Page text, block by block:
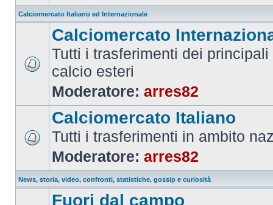
Calciomercato Italiano ed Internazionale
Calciomercato
Tutti i trasferimenti dei
calcio esteri
Moderatore: arres82
Calciomercato Italiano
Tutti i trasferimenti in ambito
Moderatore: arres82
News, storia, video, confronti, statistiche, gossip e curiosità
Fuori dal campo